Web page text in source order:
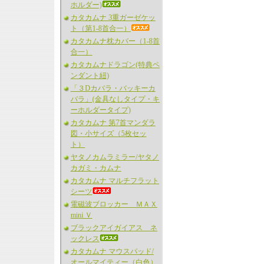
ホルダー)
カタカムナ 3重ガーゼケッ
ト（第1-8首合一）
カタカムナ枕カバー（1-8首
合一）
カタカムナドラゴン(特典ペ
ンダント紐)
「３Dカバラ・バッキーカ
バラ」(金具なしタイプ・キ
ーホルダータイプ)
カタカムナ 第7首マンダラ
図・小サイズ（5枚セッ
ト）
ヤタノカムラミラー/ヤタノ
カガミ・カムナ
カタカムナ マルチフラット
シーツ
電磁波ブロッカー ＭＡＸ
mini Ｖ
ブラックアイガイアス ネ
ックレス
カタカムナ マウスパッド/
オールマイティー（白色）